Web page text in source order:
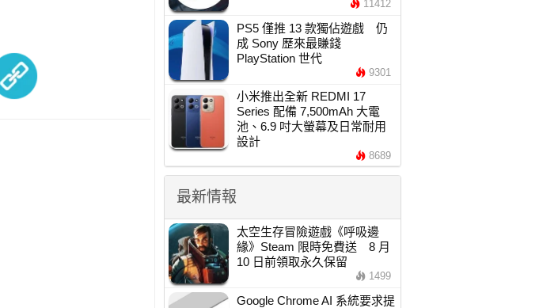
11412
PS5 僅推 13 款獨佔遊戲 仍
成 Sony 歷來最賺錢
PlayStation 世代
9301
小米推出全新 REDMI 17
Series 配備 7,500mAh 大電
池、6.9 吋大螢幕及日常耐用
設計
8689
最新情報
太空生存冒險遊戲《呼吸邊
緣》Steam 限時免費送 8 月
10 日前領取永久保留
1499
Google Chrome AI 系統要求提